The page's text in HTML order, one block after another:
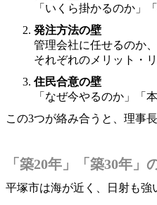
「いくら掛かるのか」
発注方法の壁
管理会社に任せるのか
それぞれのメリット・
住民合意の壁
「なぜ今やるのか」「
この3つが絡み合うと、理事
「築20年」「築30年
平塚市は海が近く、日射も強